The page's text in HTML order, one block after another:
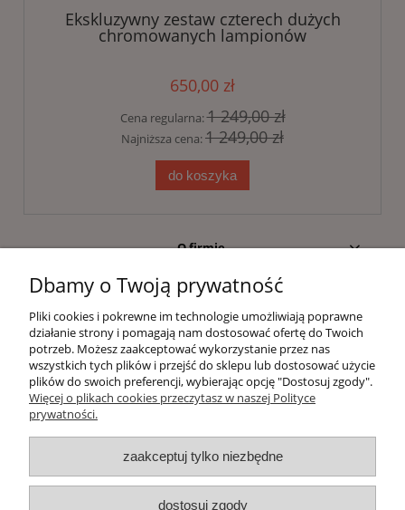
Ekskluzywny zestaw czterech dużych
chromowanych lampionów
650,00 zł
Cena regularna:1 249,00 zł
Najniższa cena:1 249,00 zł
do koszyka
O firmie
Moje konto
Kontakt
Informacje dla klientów
pokaż pełną wersję strony
Witaj, nasz sklep internetowy wykorzystuje pliki
Dbamy o Twoją prywatność
Pliki cookies i pokrewne im technologie umożliwiają poprawne
działanie strony i pomagają nam dostosować ofertę do Twoich
potrzeb. Możesz zaakceptować wykorzystanie przez nas
wszystkich tych plików i przejść do sklepu lub dostosować użycie
plików do swoich preferencji, wybierając opcję "Dostosuj zgody".
Więcej o plikach cookies przeczytasz w naszej Polityce
prywatności.
zaakceptuj tylko niezbędne
dostosuj zgody